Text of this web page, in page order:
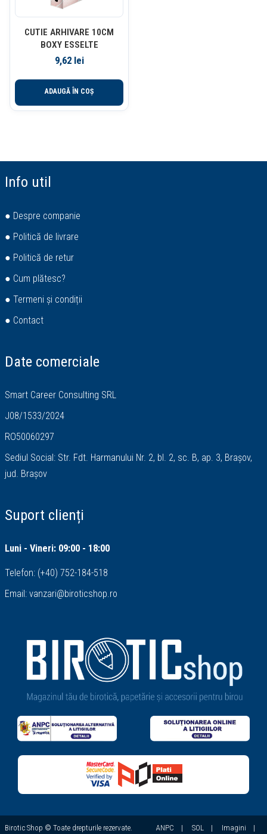
CUTIE ARHIVARE 10CM
BOXY ESSELTE
9,62 lei
ADAUGĂ ÎN COȘ
Info util
● Despre companie
● Politică de livrare
● Politică de retur
● Cum plătesc?
● Termeni și condiții
● Contact
Date comerciale
Smart Career Consulting SRL
J08/1533/2024
RO50060297
Sediul Social: Str. Fdt. Harmanului Nr. 2, bl. 2, sc. B, ap. 3, Brașov,
jud. Brașov
Suport clienți
Luni - Vineri: 09:00 - 18:00
Telefon: (+40) 752-184-518
Email: vanzari@biroticshop.ro
Birotic Shop © Toate drepturile rezervate. ANPC | SOL | Imagini |